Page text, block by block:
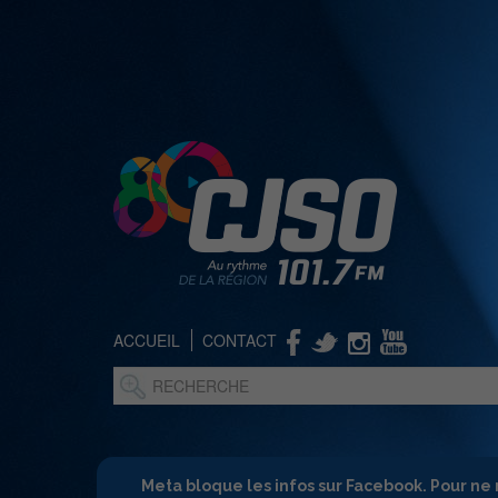
ACCUEIL CONTACT
Meta bloque les infos sur Facebook. Pour